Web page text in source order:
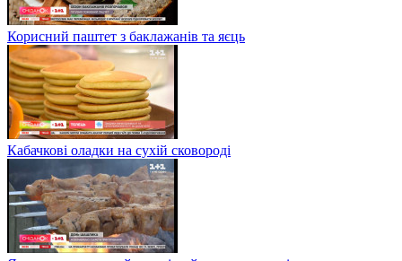
Корисний паштет з баклажанів та яєць
Кабачкові оладки на сухій сковороді